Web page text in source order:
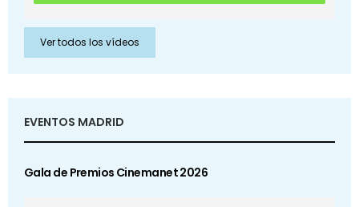
Ver todos los vídeos
EVENTOS MADRID
Gala de Premios Cinemanet 2026